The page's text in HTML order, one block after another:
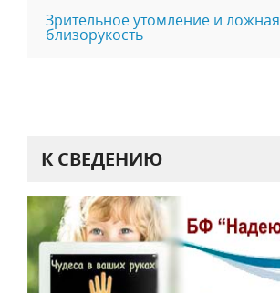
Зрительное утомление и ложная
близорукость
К СВЕДЕНИЮ